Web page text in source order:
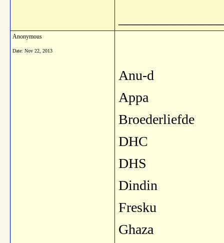
Anonymous
Date: Nov 22, 2013
Anu-d
Appa
Broederliefde
DHC
DHS
Dindin
Fresku
Ghaza